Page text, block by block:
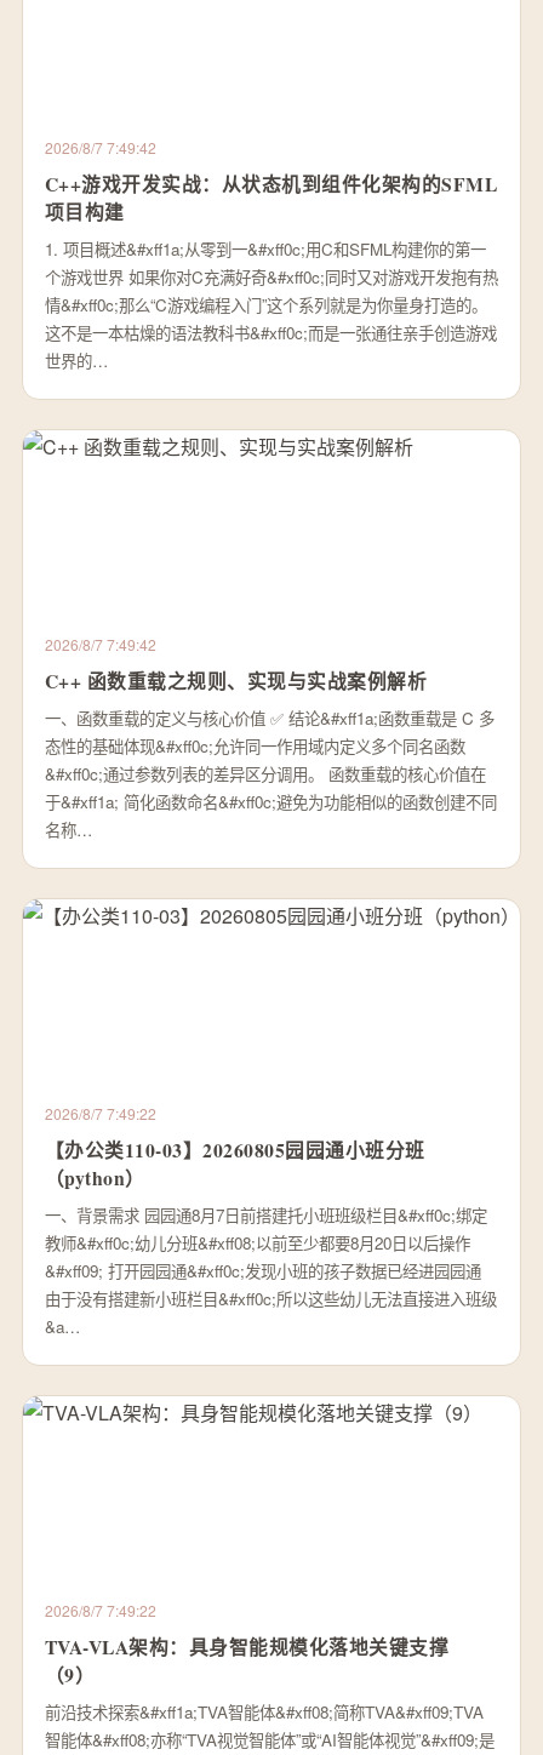
2026/8/7 7:49:42
C++游戏开发实战：从状态机到组件化架构的SFML
项目构建
1. 项目概述&#xff1a;从零到一&#xff0c;用C和SFML构建你的第一
个游戏世界 如果你对C充满好奇&#xff0c;同时又对游戏开发抱有热
情&#xff0c;那么“C游戏编程入门”这个系列就是为你量身打造的。
这不是一本枯燥的语法教科书&#xff0c;而是一张通往亲手创造游戏
世界的…
2026/8/7 7:49:42
C++ 函数重载之规则、实现与实战案例解析
一、函数重载的定义与核心价值 ✅ 结论&#xff1a;函数重载是 C 多
态性的基础体现&#xff0c;允许同一作用域内定义多个同名函数
&#xff0c;通过参数列表的差异区分调用。 函数重载的核心价值在
于&#xff1a; 简化函数命名&#xff0c;避免为功能相似的函数创建不同
名称…
2026/8/7 7:49:22
【办公类110-03】20260805园园通小班分班
（python）
一、背景需求 园园通8月7日前搭建托小班班级栏目&#xff0c;绑定
教师&#xff0c;幼儿分班&#xff08;以前至少都要8月20日以后操作
&#xff09; 打开园园通&#xff0c;发现小班的孩子数据已经进园园通
由于没有搭建新小班栏目&#xff0c;所以这些幼儿无法直接进入班级
&a…
2026/8/7 7:49:22
TVA-VLA架构：具身智能规模化落地关键支撑
（9）
前沿技术探索&#xff1a;TVA智能体&#xff08;简称TVA&#xff09;TVA
智能体&#xff08;亦称“TVA视觉智能体”或“AI智能体视觉”&#xff09;是